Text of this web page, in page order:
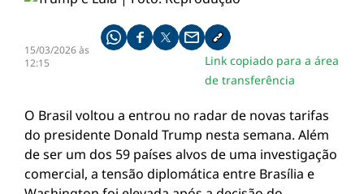
15/03/2026 às
12:15
Compartilhe pelo whatsapp
Compartilhar no facebook
Compartilhar no twitter
Compartilhe pelo email
Copiar link da notícia
Link copiado para a área
de transferência
O Brasil voltou a entrou no radar de novas tarifas
do presidente Donald Trump nesta semana. Além
de ser um dos 59 países alvos de uma investigação
comercial, a tensão diplomática entre Brasília e